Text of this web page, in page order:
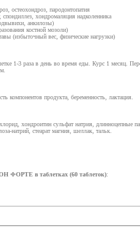
остеохондроз, пародонтопатия
спондиллез, хондромаляция надколенника
анкилозы)
костной мозоли)
(избыточный вес, физические нагрузки)
1-3 раза в день во время еды. Курс 1 месяц.
компонентов продукта, беременность, лактация.
хондроитин сульфат натрия,
натрий, стеарат магния, шеллак, тальк.
ФОРТЕ в таблетках (60 таблеток):